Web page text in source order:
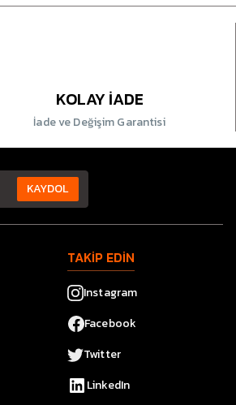
KOLAY İADE
İade ve Değişim Garantisi
KAYDOL
TAKİP EDİN
Instagram
Facebook
Twitter
LinkedIn